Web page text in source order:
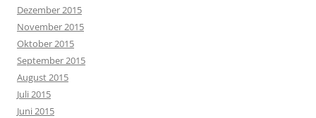
Dezember 2015
November 2015
Oktober 2015
September 2015
August 2015
Juli 2015
Juni 2015